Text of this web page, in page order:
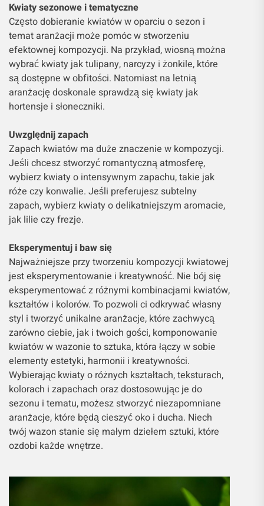
Kwiaty sezonowe i tematyczne
Często dobieranie kwiatów w oparciu o sezon i
temat aranżacji może pomóc w stworzeniu
efektownej kompozycji. Na przykład, wiosną można
wybrać kwiaty jak tulipany, narcyzy i żonkile, które
są dostępne w obfitości. Natomiast na letnią
aranżację doskonale sprawdzą się kwiaty jak
hortensje i słoneczniki.
Uwzględnij zapach
Zapach kwiatów ma duże znaczenie w kompozycji.
Jeśli chcesz stworzyć romantyczną atmosferę,
wybierz kwiaty o intensywnym zapachu, takie jak
róże czy konwalie. Jeśli preferujesz subtelny
zapach, wybierz kwiaty o delikatniejszym aromacie,
jak lilie czy frezje.
Eksperymentuj i baw się
Najważniejsze przy tworzeniu kompozycji kwiatowej
jest eksperymentowanie i kreatywność. Nie bój się
eksperymentować z różnymi kombinacjami kwiatów,
kształtów i kolorów. To pozwoli ci odkrywać własny
styl i tworzyć unikalne aranżacje, które zachwycą
zarówno ciebie, jak i twoich gości, komponowanie
kwiatów w wazonie to sztuka, która łączy w sobie
elementy estetyki, harmonii i kreatywności.
Wybierając kwiaty o różnych kształtach, teksturach,
kolorach i zapachach oraz dostosowując je do
sezonu i tematu, możesz stworzyć niezapomniane
aranżacje, które będą cieszyć oko i ducha. Niech
twój wazon stanie się małym dziełem sztuki, które
ozdobi każde wnętrze.